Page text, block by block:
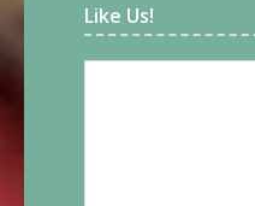
Like Us!